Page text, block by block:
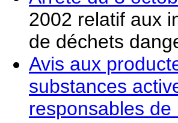
2002 relatif aux
de déchets
Avis aux
substances
responsables